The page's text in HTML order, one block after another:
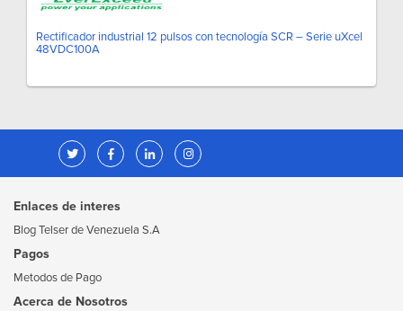
Rectificador industrial 12 pulsos con tecnología SCR – Serie uXcel
48VDC100A
Enlaces de interes
Blog Telser de Venezuela S.A
Pagos
Metodos de Pago
Acerca de Nosotros